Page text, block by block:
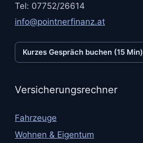
Tel: 07752/26614
info@pointnerfinanz.at
Kurzes Gespräch buchen (15 Min)
Versicherungsrechner
Fahrzeuge
Wohnen & Eigentum